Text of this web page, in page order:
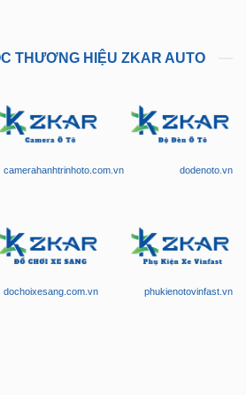
THƯƠNG HIỆU ZKAR AUTO
camerahanhtrinhoto.com.vn dodenoto.vn
dochoixesang.com.vn phukienotovinfast.vn